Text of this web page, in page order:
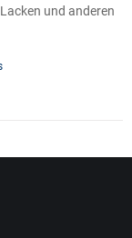
und anderen